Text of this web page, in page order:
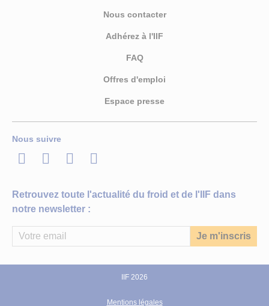
Nous contacter
Adhérez à l'IIF
FAQ
Offres d'emploi
Espace presse
Nous suivre
LinkedInTwitterFacebook
Youtube
Retrouvez toute l'actualité du froid et de l'IIF dans
notre newsletter :
IIF 2026
Mentions légales